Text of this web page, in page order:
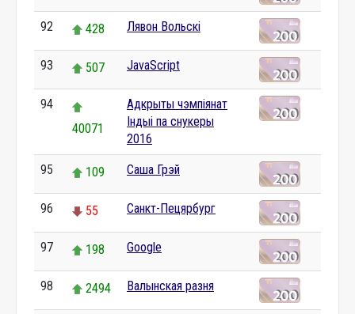
92 428 Лявон Вольскі
93 507 JavaScript
94
40071
Адкрыты чэмпіянат
Індыі па снукеры
2016
95 109 Саша Грэй
96 55 Санкт-Пецярбург
97 198 Google
98 2494 Валынская разня